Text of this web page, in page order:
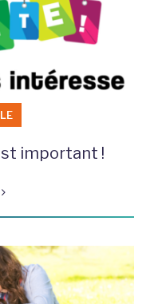
important !